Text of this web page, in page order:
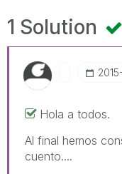
1 Solution
Hola a todos.
Al final hemos
cuento....